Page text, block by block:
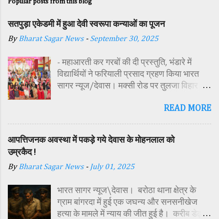
Popular posts from this blog
सतपुड़ा एकेडमी में हुआ देवी स्वरूपा कन्याओं का पूजन
ByBharat Sagar News - September 30, 2025
- महाआरती कर गरबों की दी प्रस्तुति, भंडारे में
विद्यार्थियों ने फरियाली प्रसाद ग्रहण किया भारत
सागर न्यूज/देवास। मक्सी रोड पर तुलजा विहार
पावन अवसर पर कन्या पूजन एवं गरबा महोत्सव का
परिसर में तोरण, रंगोली से आकर्षक साज-सज्जा की
गई। सर्वप्रथम मुख्य अतिथि महिला बाल विकास
विशिष्ट अतिथि शासकीय पॉलिटेक्निक कॉलेज
अध्यक्ष एवं भाजपा जिला अध्यक्ष रायसिंह सेंधव,
स्वास्थ विभाग जिला कार्यक्रम प्रबंधक कामाक्षी दुबे,
स्वास्थ विभाग सहायक कार्यक्रम प्रबंधक स्वीटी
READ MORE
आपत्तिजनक अवस्था में पकड़े गये देवास के मोहनलाल को
उम्रकैद !
ByBharat Sagar News - July 01, 2025
भारत सागर न्यूज\देवास। बरोठा थाना क्षेत्र के
ग्राम बांगरदा में हुई एक जघन्य और सनसनीखेज
हत्या के मामले में न्याय की जीत हुई है। करीब डेढ़